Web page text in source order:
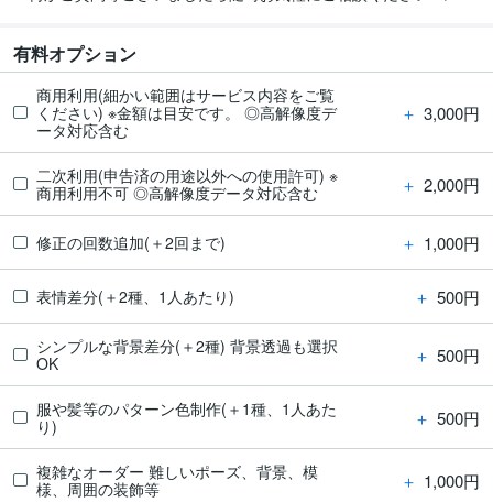
有料オプション
商用利用(細かい範囲はサービス内容をご覧
ください) ※金額は目安です。 ◎高解像度デ
ータ対応含む
＋ 3,000円
二次利用(申告済の用途以外への使用許可) ※
商用利用不可 ◎高解像度データ対応含む
＋ 2,000円
修正の回数追加(＋2回まで) ＋ 1,000円
表情差分(＋2種、1人あたり) ＋ 500円
シンプルな背景差分(＋2種) 背景透過も選択
OK
＋ 500円
服や髪等のパターン色制作(＋1種、1人あた
り)
＋ 500円
複雑なオーダー 難しいポーズ、背景、模
様、周囲の装飾等
＋ 1,000円